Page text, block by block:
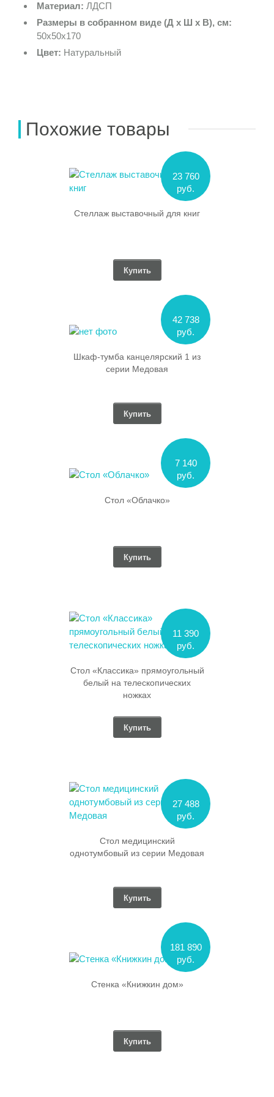
Материал: ЛДСП
Размеры в собранном виде (Д х Ш х В), см:
50х50х170
Цвет: Натуральный
Похожие товары
23 760
руб.
Стеллаж выставочный для книг
Купить
42 738
руб.
Шкаф-тумба канцелярский 1 из
серии Медовая
Купить
7 140
руб.
Стол «Облачко»
Купить
11 390
руб.
Стол «Классика» прямоугольный
белый на телескопических
ножках
Купить
27 488
руб.
Стол медицинский
однотумбовый из серии Медовая
Купить
181 890
руб.
Стенка «Книжкин дом»
Купить